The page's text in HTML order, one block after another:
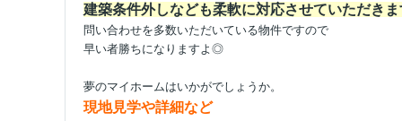
建築条件外しなども柔軟に対応させていただきま
問い合わせを多数いただいている物件ですので
早い者勝ちになりますよ◎
夢のマイホームはいかがでしょうか。
現地見学や詳細など